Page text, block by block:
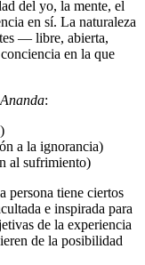
del yo, la mente, el
en sí. La naturaleza
― libre, abierta,
en la que
:
a la ignorancia)
al sufrimiento)
persona tiene ciertos
e inspirada para
de la experiencia
de la posibilidad